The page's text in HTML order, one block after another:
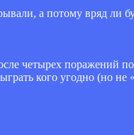
а потому вряд ли
четырех поражений
кого угодно (но не